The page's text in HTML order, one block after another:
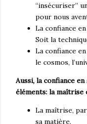
“insécuriser”
pour nous
La confiance
Soit la
La confiance
le cosmos,
Aussi, la confiance
éléments: la maîtrise
La maîtrise,
sa matière.